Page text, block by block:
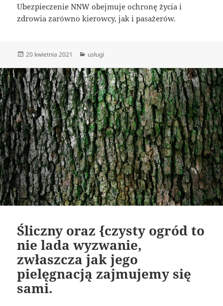
Ubezpieczenie NNW obejmuje ochronę życia i
zdrowia zarówno kierowcy, jak i pasażerów.
Data
20 kwietnia 2021 Kategorie
usługi
Śliczny oraz {czysty ogród to
nie lada wyzwanie,
zwłaszcza jak jego
pielęgnacją zajmujemy się
sami.